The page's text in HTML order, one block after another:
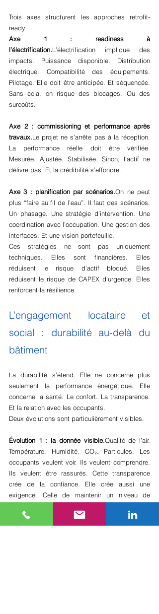
Trois axes structurent les approches retrofit-
ready.
Axe 1 : readiness à
l’électrification.L’électrification implique des
impacts. Puissance disponible. Distribution
électrique. Compatibilité des équipements.
Pilotage. Elle doit être anticipée. Et séquencée.
Sans cela, on risque des blocages. Ou des
surcoûts.
Axe 2 : commissioning et performance après
travaux.Le projet ne s’arrête pas à la réception.
La performance réelle doit être vérifiée.
Mesurée. Ajustée. Stabilisée. Sinon, l’actif ne
délivre pas. Et la crédibilité s’effondre.
Axe 3 : planification par scénarios.On ne peut
plus “faire au fil de l’eau”. Il faut des scénarios.
Un phasage. Une stratégie d’intervention. Une
coordination avec l’occupation. Une gestion des
interfaces. Et une vision portefeuille.
Ces stratégies ne sont pas uniquement
techniques. Elles sont financières. Elles
réduisent le risque d’actif bloqué. Elles
réduisent le risque de CAPEX d’urgence. Elles
renforcent la résilience.
L’engagement locataire et
social : durabilité au-delà du
bâtiment
La durabilité s’étend. Elle ne concerne plus
seulement la performance énergétique. Elle
concerne la santé. Le confort. La transparence.
Et la relation avec les occupants.
Deux évolutions sont particulièrement visibles.
Évolution 1 : la donnée visible.Qualité de l’air.
Température. Humidité. CO₂. Particules. Les
occupants veulent voir. Ils veulent comprendre.
Ils veulent être rassurés. Cette transparence
crée de la confiance. Elle crée aussi une
exigence. Celle de maintenir un niveau de
Évolution 2 : les modèles contractuels et